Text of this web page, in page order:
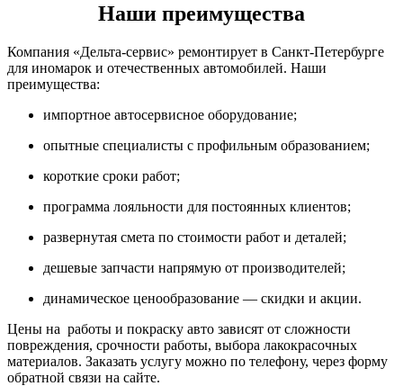
Наши преимущества
Компания «Дельта-сервис» ремонтирует в Санкт-Петербурге
для иномарок и отечественных автомобилей. Наши
преимущества:
импортное автосервисное оборудование;
опытные специалисты с профильным образованием;
короткие сроки работ;
программа лояльности для постоянных клиентов;
развернутая смета по стоимости работ и деталей;
дешевые запчасти напрямую от производителей;
динамическое ценообразование — скидки и акции.
Цены на работы и покраску авто зависят от сложности
повреждения, срочности работы, выбора лакокрасочных
материалов. Заказать услугу можно по телефону, через форму
обратной связи на сайте.